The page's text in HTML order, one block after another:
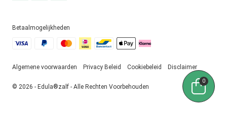
Betaalmogelijkheden
© 2026 - Edula®zalf - Alle Rechten Voorbehouden
Algemene voorwaarden Privacy Beleid Cookiebeleid Disclaimer
0